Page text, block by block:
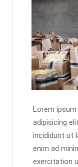
Lorem
adipisicing
incididunt ut
enim ad
exercitation